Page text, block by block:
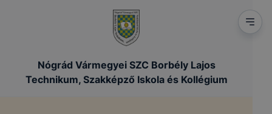
Nógrád Vármegyei SZC Borbély Lajos
Technikum, Szakképző Iskola és Kollégium